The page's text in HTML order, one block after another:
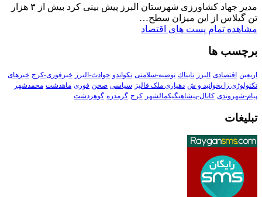
مدیر جهاد کشاورزی شهرستان البرز پیش بینی کرد بیش از ۳ هزار
تن گیلاس از این میزان سطح…
مشاهده تمام پست های اقتصاد
برچسب ها
اربعین اقتصادی البرز تابناك توصیه-سلامتی تکواندو حوادث-البرز خبرفوری-کرج خبرهای
تکنولوڑی را بخوانید و ش دهیاری ملک فالیز سیاسی صحن فوری ماهدشت محمدشهر
پیام-شهروندی کانال-پیشاهنگیکمالشهر کرج گرمدره گوهردشت
تبلیغات